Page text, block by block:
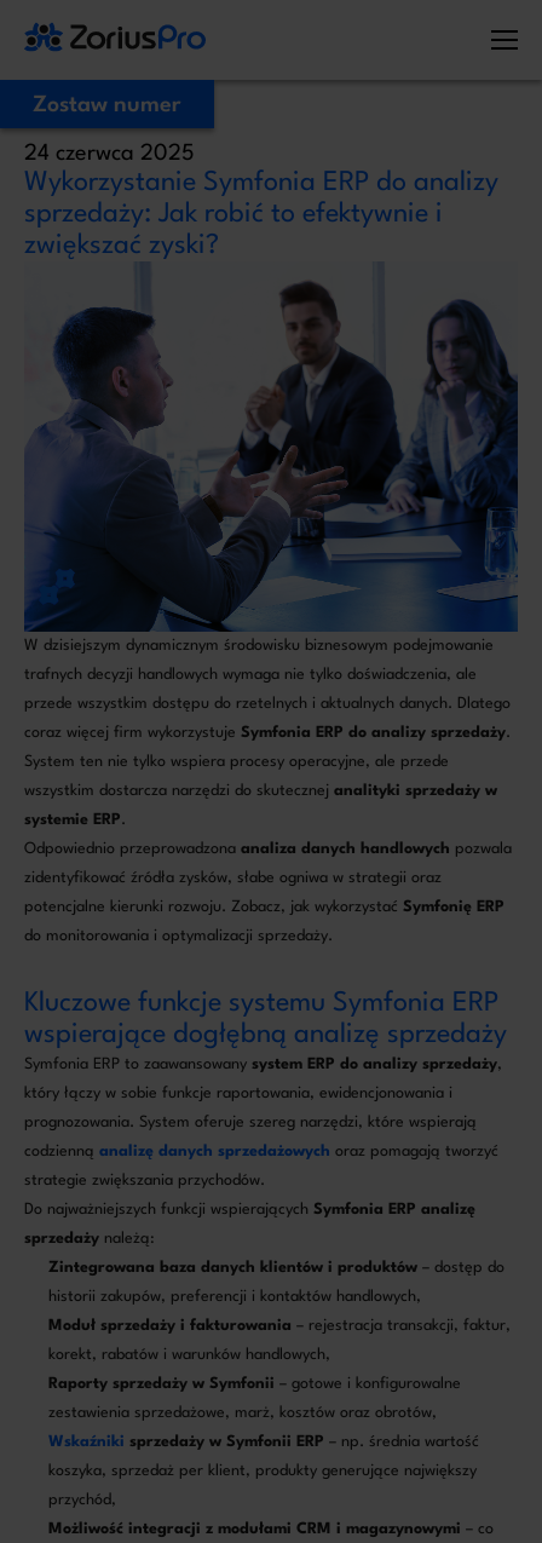
Zostaw Swój numer telefonu,
zadzwonimy niezwłocznie!
Proszę o kontakt
Administratorem Twoich danych osobowych jest ZoriusPro Sp. z o.o. Dane
podane w formularzu przetwarzamy w celu obsługi Twojej wiadomości i
kontaktu w związku z jej treścią. Podstawą przetwarzania jest art. 6 ust. 1 lit. b
RODO, gdy Twoje zapytanie dotyczy oferty lub zawarcia umowy, albo art. 6
ust. 1 lit. f RODO, gdy kontakt dotyczy innej sprawy. Więcej informacji o
zasadach przetwarzania danych znajdziesz w
Polityce prywatności.
Zostaw numer
24 czerwca 2025
Wykorzystanie Symfonia ERP do analizy
sprzedaży: Jak robić to efektywnie i
zwiększać zyski?
W dzisiejszym dynamicznym środowisku biznesowym podejmowanie
trafnych decyzji handlowych wymaga nie tylko doświadczenia, ale
przede wszystkim dostępu do rzetelnych i aktualnych danych. Dlatego
coraz więcej firm wykorzystuje Symfonia ERP do analizy sprzedaży.
System ten nie tylko wspiera procesy operacyjne, ale przede
wszystkim dostarcza narzędzi do skutecznej analityki sprzedaży w
systemie ERP.
Odpowiednio przeprowadzona analiza danych handlowych pozwala
zidentyfikować źródła zysków, słabe ogniwa w strategii oraz
potencjalne kierunki rozwoju. Zobacz, jak wykorzystać Symfonię ERP
do monitorowania i optymalizacji sprzedaży.
Kluczowe funkcje systemu Symfonia ERP
wspierające dogłębną analizę sprzedaży
Symfonia ERP to zaawansowany system ERP do analizy sprzedaży,
który łączy w sobie funkcje raportowania, ewidencjonowania i
prognozowania. System oferuje szereg narzędzi, które wspierają
codzienną analizę danych sprzedażowych oraz pomagają tworzyć
strategie zwiększania przychodów.
Do najważniejszych funkcji wspierających Symfonia ERP analizę
sprzedaży należą:
Zintegrowana baza danych klientów i produktów – dostęp do
historii zakupów, preferencji i kontaktów handlowych,
Moduł sprzedaży i fakturowania – rejestracja transakcji, faktur,
korekt, rabatów i warunków handlowych,
Raporty sprzedaży w Symfonii – gotowe i konfigurowalne
zestawienia sprzedażowe, marż, kosztów oraz obrotów,
Wskaźniki sprzedaży w Symfonii ERP – np. średnia wartość
koszyka, sprzedaż per klient, produkty generujące największy
przychód,
Możliwość integracji z modułami CRM i magazynowymi – co